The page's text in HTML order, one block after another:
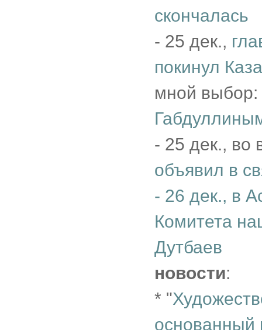
скончалась
- 25 дек.,
покинул
мной выбор:
- 25 дек., во
объявил в
- 26 дек., в
Комитета
Дутбаев
новости:
* "
основанный